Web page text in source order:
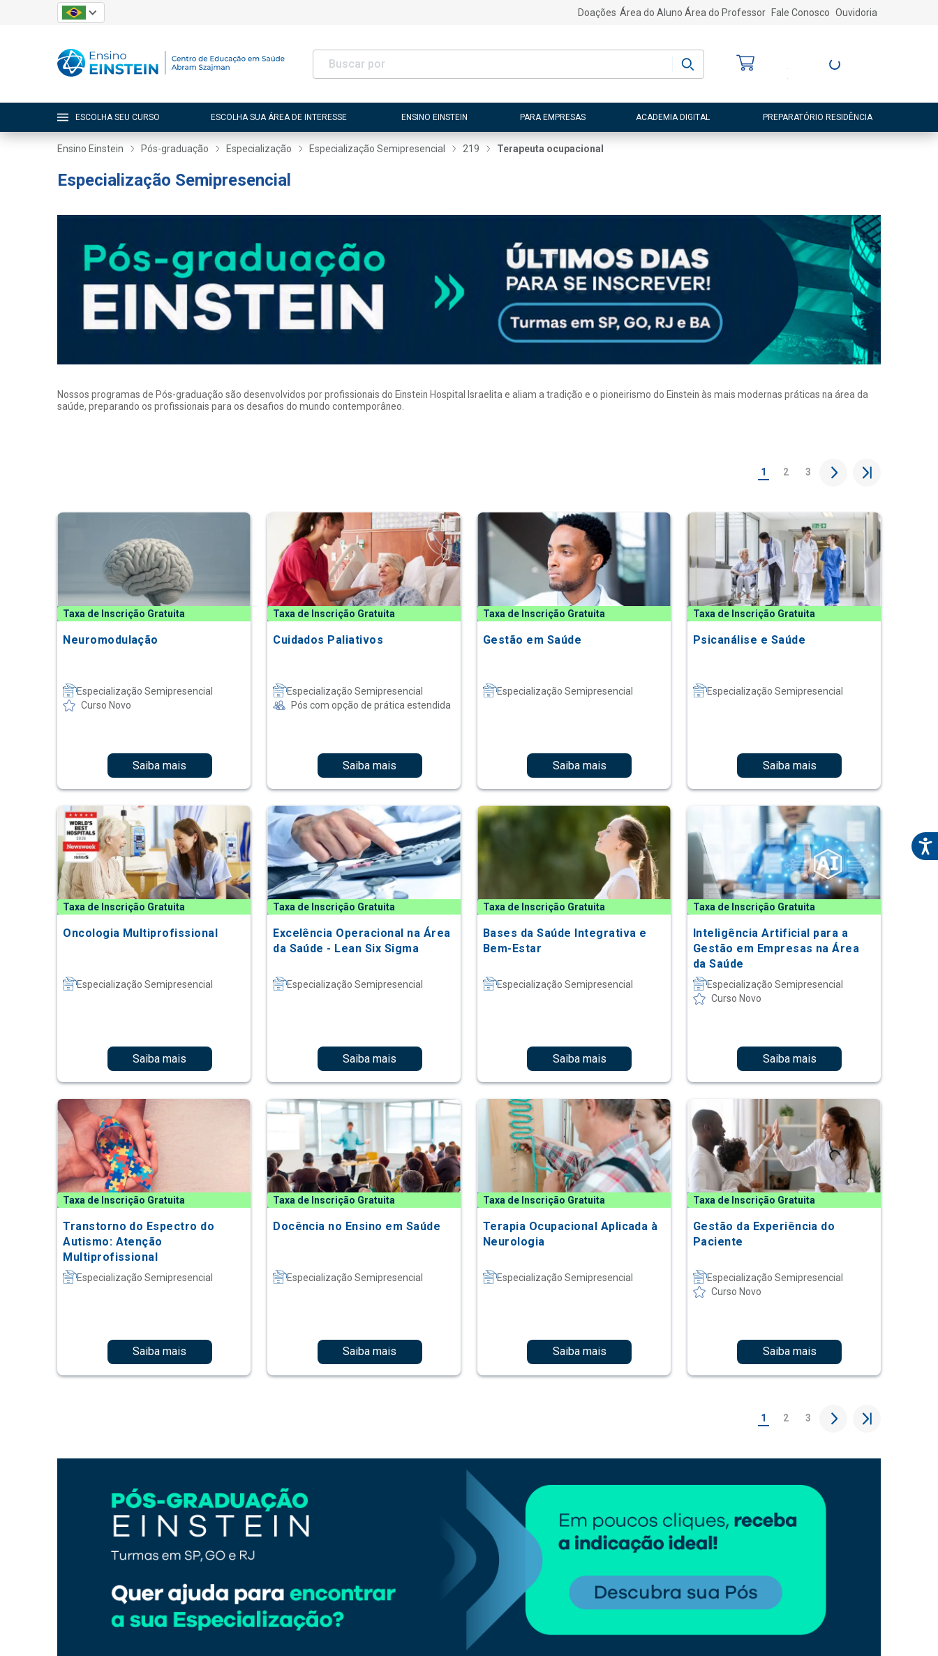
Doações Área do Aluno Área do Professor Fale Conosco Ouvidoria
Entre ou Cadastre-
ESCOLHA SEU CURSO ESCOLHA SUA ÁREA DE INTERESSE ENSINO EINSTEIN PARA EMPRESAS ACADEMIA DIGITAL PREPARATÓRIO RESIDÊNCIA
Ensino Einstein Pós-graduação Especialização Especialização Semipresencial 219 Terapeuta ocupacional
Especialização Semipresencial
Nossos programas de Pós-graduação são desenvolvidos por profissionais do Einstein Hospital Israelita e aliam a tradição e o pioneirismo do Einstein às mais modernas práticas na área da
saúde, preparando os profissionais para os desafios do mundo contemporâneo.
1 2 3
Taxa de Inscrição Gratuita
Neuromodulação
Especialização Semipresencial
Curso Novo
Saiba mais
Taxa de Inscrição Gratuita
Cuidados Paliativos
Especialização Semipresencial
Pós com opção de prática estendida
Saiba mais
Taxa de Inscrição Gratuita
Gestão em Saúde
Especialização Semipresencial
Saiba mais
Taxa de Inscrição Gratuita
Psicanálise e Saúde
Especialização Semipresencial
Saiba mais
Taxa de Inscrição Gratuita
Oncologia Multiprofissional
Especialização Semipresencial
Saiba mais
Taxa de Inscrição Gratuita
Excelência Operacional na Área
da Saúde - Lean Six Sigma
Especialização Semipresencial
Saiba mais
Taxa de Inscrição Gratuita
Bases da Saúde Integrativa e
Bem-Estar
Especialização Semipresencial
Saiba mais
Taxa de Inscrição Gratuita
Inteligência Artificial para a
Gestão em Empresas na Área
da Saúde
Especialização Semipresencial
Curso Novo
Saiba mais
Taxa de Inscrição Gratuita
Transtorno do Espectro do
Autismo: Atenção
Multiprofissional
Especialização Semipresencial
Saiba mais
Taxa de Inscrição Gratuita
Docência no Ensino em Saúde
Especialização Semipresencial
Saiba mais
Taxa de Inscrição Gratuita
Terapia Ocupacional Aplicada à
Neurologia
Especialização Semipresencial
Saiba mais
Taxa de Inscrição Gratuita
Gestão da Experiência do
Paciente
Especialização Semipresencial
Curso Novo
Saiba mais
1 2 3